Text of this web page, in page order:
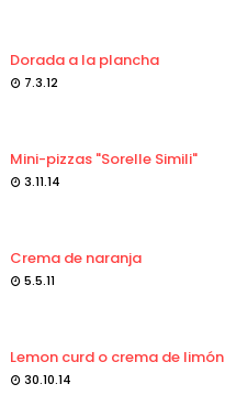
Dorada a la plancha
7.3.12
Mini-pizzas "Sorelle Simili"
3.11.14
Crema de naranja
5.5.11
Lemon curd o crema de limón
30.10.14